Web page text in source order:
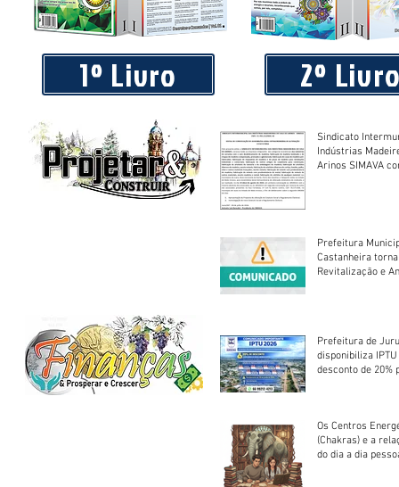
Praça 04 de Julho recebe novos equipamentos de
livre
1º Livro 2º
Sindicato
Indústrias
Arinos SIMAVA convoca à
Prefeitura
Castanheira
Revitalização e
Prefeitura de
disponibiliza
desconto de 20%
Os Centros
(Chakras) e a
do dia a dia